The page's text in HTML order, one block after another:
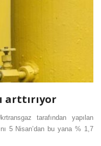
arttırıyor
tarafından yapılan
5 Nisan’dan bu yana % 1,7